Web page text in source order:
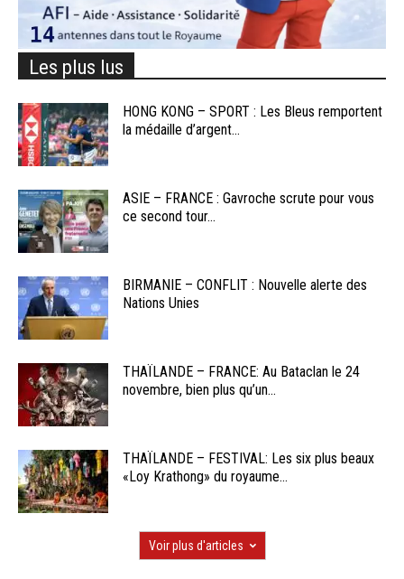
Les plus lus
HONG KONG – SPORT : Les Bleus remportent
la médaille d’argent...
ASIE – FRANCE : Gavroche scrute pour vous
ce second tour...
BIRMANIE – CONFLIT : Nouvelle alerte des
Nations Unies
THAÏLANDE – FRANCE: Au Bataclan le 24
novembre, bien plus qu’un...
THAÏLANDE – FESTIVAL: Les six plus beaux
«Loy Krathong» du royaume...
Voir plus d'articles